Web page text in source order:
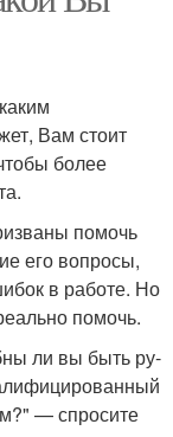
Вам стоит
более
помочь
его вопросы,
в работе. Но
помочь.
ли вы быть ру­
— спросите